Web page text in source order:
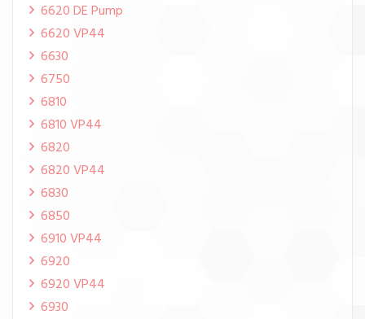
6620 DE Pump
6620 VP44
6630
6750
6810
6810 VP44
6820
6820 VP44
6830
6850
6910 VP44
6920
6920 VP44
6930